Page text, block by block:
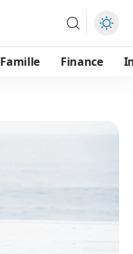
Famille Finance